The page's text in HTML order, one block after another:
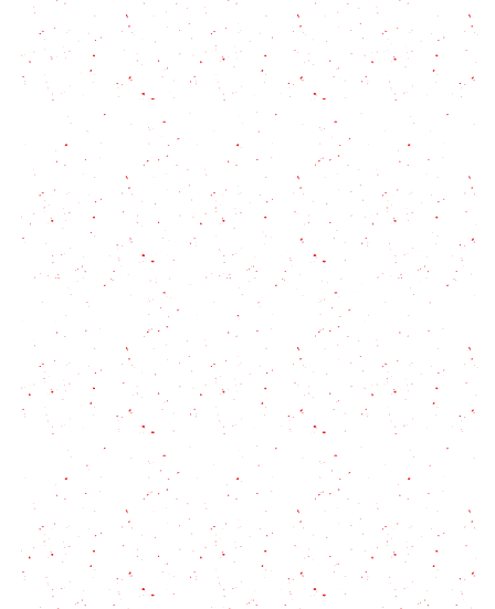
Costillas Agridulces en Confitura de Tomate:
Masterchefa
Chuleta de cerdo: una receta fácil y consejos para
que siempre quede jugosa
Tonkatsu: El secreto del cerdo empanado japonés
que no es milanesa pero la rompe
Cómo hacer la mejor Bondiola al Disco? con esta
receta fácil paso a paso